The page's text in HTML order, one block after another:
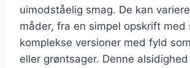
uimodståelig smag. De kan
måder, fra en simpel opskrift med
komplekse versioner med fyld
eller grøntsager. Denne